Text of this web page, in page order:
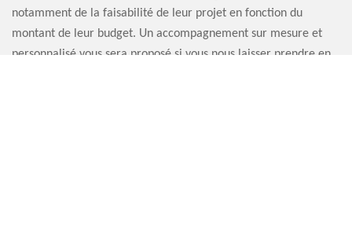
notamment de la faisabilité de leur projet en fonction du
montant de leur budget. Un accompagnement sur mesure et
personnalisé vous sera proposé si vous nous laisser prendre en